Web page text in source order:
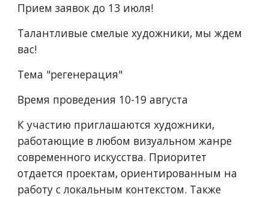
Прием заявок до 13 июля!
Талантливые смелые художники, мы ждем
вас!
Тема "регенерация"
Время проведения 10-19 августа
К участию приглашаются художники,
работающие в любом визуальном жанре
современного искусства. Приоритет
отдается проектам, ориентированным на
работу с локальным контекстом. Также